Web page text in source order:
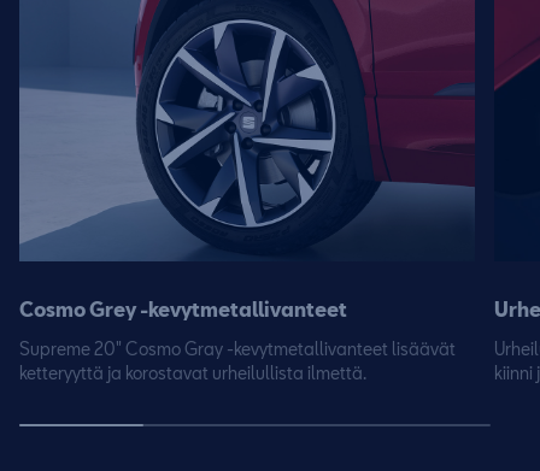
Cosmo Grey -kevytmetallivanteet
Supreme 20″ Cosmo Gray -kevytmetallivanteet lisäävät
ketteryyttä ja korostavat urheilullista ilmettä.
kiinni